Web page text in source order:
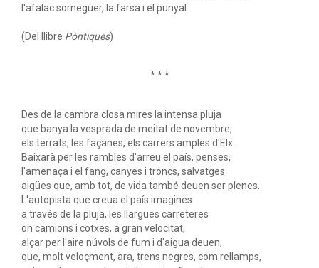
l'afalac sorneguer, la farsa i el punyal.
(Del llibre Pòntiques)
* * *
Des de la cambra closa mires la intensa pluja
que banya la vesprada de meitat de novembre,
els terrats, les façanes, els carrers amples d'Elx.
Baixarà per les rambles d'arreu el país, penses,
l'amenaça i el fang, canyes i troncs, salvatges
aigües que, amb tot, de vida també deuen ser plenes.
L'autopista que creua el país imagines
a través de la pluja, les llargues carreteres
on camions i cotxes, a gran velocitat,
alçar per l'aire núvols de fum i d'aigua deuen;
que, molt veloçment, ara, trens negres, com rellamps,